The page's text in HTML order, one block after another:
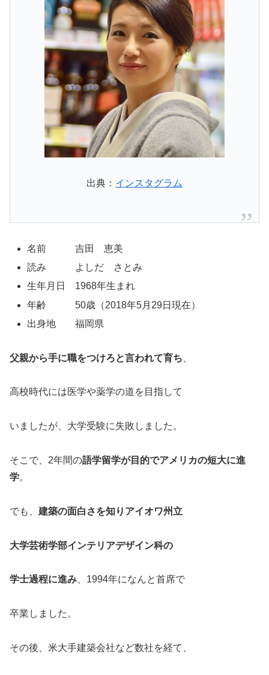
出典： インスタグラム
名前 吉田 恵美
読み よしだ さとみ
生年月日 1968年生まれ
年齢 50歳（2018年5月29日現在）
出身地 福岡県
父親から手に職をつけろと言われて育ち
高校時代には医学や薬学の道を目指して
いましたが、大学受験に失敗しました。
そこで、2年間の語学留学が目的でアメリカの短大に進
学。
でも、 建築の面白さを知りアイオワ州立
大学芸術学部インテリアデザイン科の
学士過程に進み 、1994年になんと首席で
卒業しました。
その後、米大手建築会社など数社を経て、